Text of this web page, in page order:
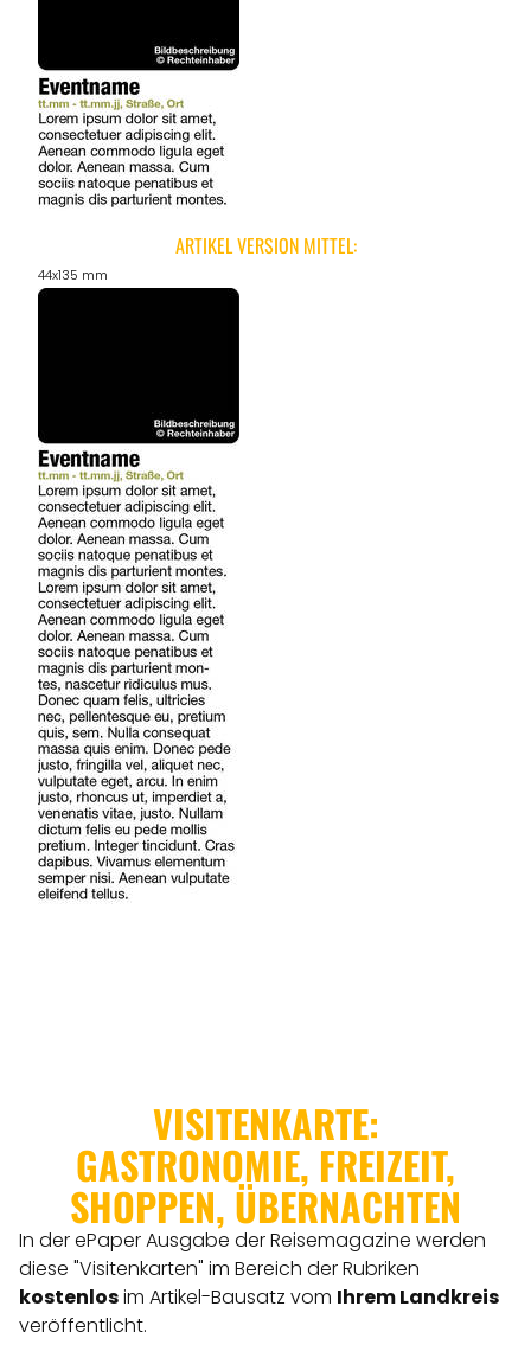
REGIONEN
REISEFÜHRER
ARTIKEL VERSION MITTEL:
44x135 mm
VISITENKARTE:
GASTRONOMIE, FREIZEIT,
SHOPPEN, ÜBERNACHTEN
In der ePaper Ausgabe der Reisemagazine werden
diese "Visitenkarten" im Bereich der Rubriken
kostenlosim Artikel-Bausatz vom Ihrem Landkreis
veröffentlicht.